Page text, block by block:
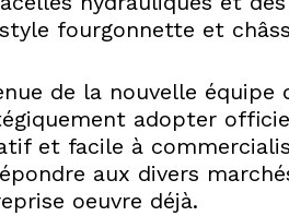
fourgonnette et
de la nouvelle équipe
adopter
et facile à
aux divers
oeuvre déjà.